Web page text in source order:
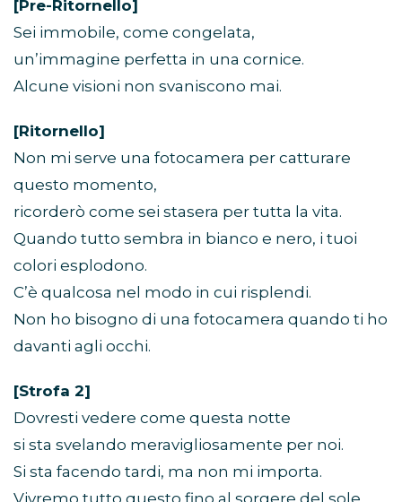
[Pre-Ritornello]
Sei immobile, come congelata,
un’immagine perfetta in una cornice.
Alcune visioni non svaniscono mai.
[Ritornello]
Non mi serve una fotocamera per catturare
questo momento,
ricorderò come sei stasera per tutta la vita.
Quando tutto sembra in bianco e nero, i tuoi
colori esplodono.
C’è qualcosa nel modo in cui risplendi.
Non ho bisogno di una fotocamera quando ti ho
davanti agli occhi.
[Strofa 2]
Dovresti vedere come questa notte
si sta svelando meravigliosamente per noi.
Si sta facendo tardi, ma non mi importa.
Vivremo tutto questo fino al sorgere del sole.